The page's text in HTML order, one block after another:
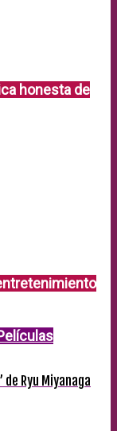
honesta de
de Ryu Miyanaga